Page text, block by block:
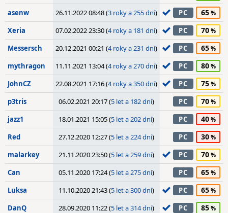
asenw 26.11.2022 08:48 (3 roky a 255 dní) PC 65
Xeria 07.02.2022 23:30 (4 roky a 181 dní) PC 70
Messersch 20.12.2021 00:21 (4 roky a 231 dní) PC 65
mythragon 11.11.2021 13:04 (4 roky a 270 dní) PC 80
JohnCZ 22.08.2021 17:16 (4 roky a 350 dní) PC 75
p3tris 06.02.2021 20:17 (5 let a 182 dní) PC 70
jazz1 18.01.2021 15:05 (5 let a 202 dní) PC 40
Red 27.12.2020 12:27 (5 let a 224 dní) PC 30
malarkey 21.11.2020 23:50 (5 let a 259 dní) PC 70
Can 05.11.2020 17:24 (5 let a 275 dní) PC 65
Luksa 11.10.2020 21:43 (5 let a 300 dní) PC 65
DanQ 28.09.2020 11:22 (5 let a 314 dní) PC 85